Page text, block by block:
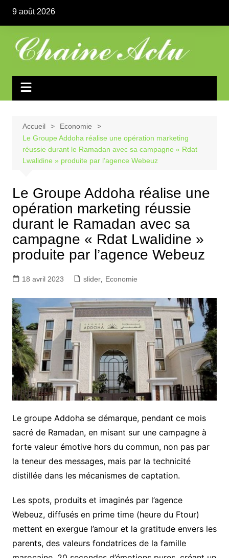
contenu
9 août 2026
Accueil
Economie
Le Groupe Addoha réalise une opération marketing
réussie durant le Ramadan avec sa campagne « Rdat
Lwalidine » produite par l’agence Webeuz
Le Groupe Addoha réalise une
opération marketing réussie
durant le Ramadan avec sa
campagne « Rdat Lwalidine »
produite par l’agence Webeuz
18 avril 2023 slider, Economie
Le groupe Addoha se démarque, pendant ce mois
sacré de Ramadan, en misant sur une campagne à
forte valeur émotive hors du commun, non pas par
la teneur des messages, mais par la technicité
distillée dans les mécanismes de captation.
Les spots, produits et imaginés par l’agence
Webeuz, diffusés en prime time (heure du Ftour)
mettent en exergue l’amour et la gratitude envers les
parents, des valeurs fondatrices de la famille